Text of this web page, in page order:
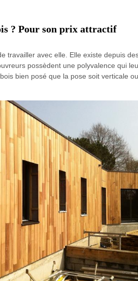
? Pour son prix attractif
travailler avec elle. Elle existe depuis
possèdent une polyvalence qui
bien posé que la pose soit verticale